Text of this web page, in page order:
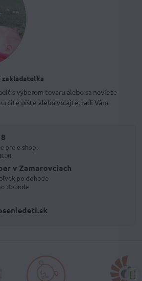
zakladateľka
s výberom tovaru alebo sa neviete
píšte alebo volajte, radi Vám
pre e-shop:
v Zamarovciach
po dohode
dohode